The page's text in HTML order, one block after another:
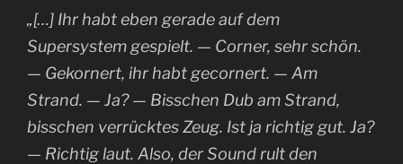
„[…] Ihr habt eben gerade auf dem
Supersystem gespielt. — Corner, sehr schön.
— Gekornert, ihr habt gecornert. — Am
Strand. — Ja? — Bisschen Dub am Strand,
bisschen verrücktes Zeug. Ist ja richtig gut. Ja?
— Richtig laut. Also, der Sound rult den